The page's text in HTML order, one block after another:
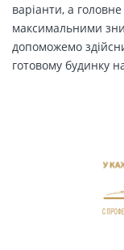
варіанти, а
максимальними
допоможемо
готовому будинку